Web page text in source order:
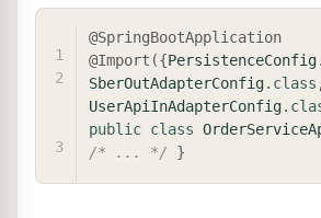
@SpringBootApplication
@Import ({PersistenceConfig.
SberOutAdapterConfig. class
UserApiInAdapterConfig.
public class
/* ... */
}